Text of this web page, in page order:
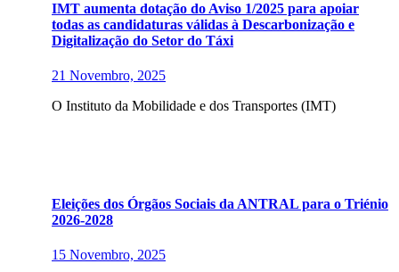
IMT aumenta dotação do Aviso 1/2025 para apoiar
todas as candidaturas válidas à Descarbonização e
Digitalização do Setor do Táxi
21 Novembro, 2025
O Instituto da Mobilidade e dos Transportes (IMT)
Eleições dos Órgãos Sociais da ANTRAL para o Triénio
2026-2028
15 Novembro, 2025